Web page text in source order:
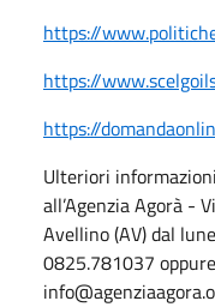
https://
https://
https://
Ulteriori
all’Agenzia Agorà -
Avellino (AV) dal
0825.781037